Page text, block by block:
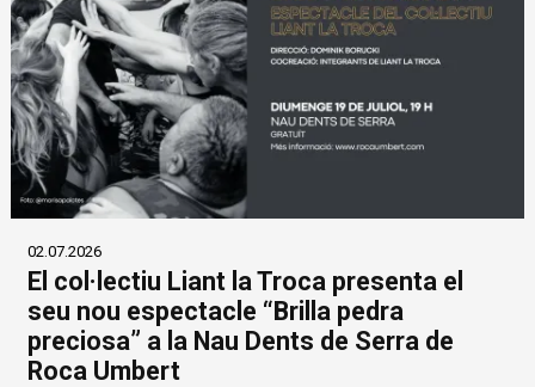
02.07.2026
El col·lectiu Liant la Troca presenta el
seu nou espectacle “Brilla pedra
preciosa” a la Nau Dents de Serra de
Roca Umbert